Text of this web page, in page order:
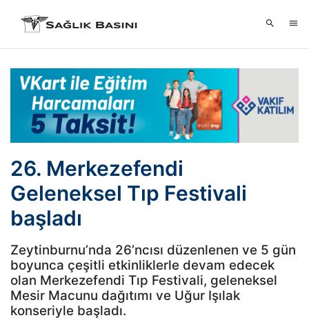
26. Merkezefendi
Geleneksel Tıp Festivali
başladı
Zeytinburnu’nda 26’ncısı düzenlenen ve 5 gün
boyunca çeşitli etkinliklerle devam edecek
olan Merkezefendi Tıp Festivali, geleneksel
Mesir Macunu dağıtımı ve Uğur Işılak
konseriyle başladı.